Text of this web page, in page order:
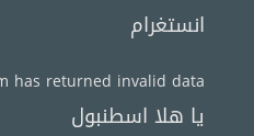
انستغرام
has returned invalid data.
يا هلا اسطنبول